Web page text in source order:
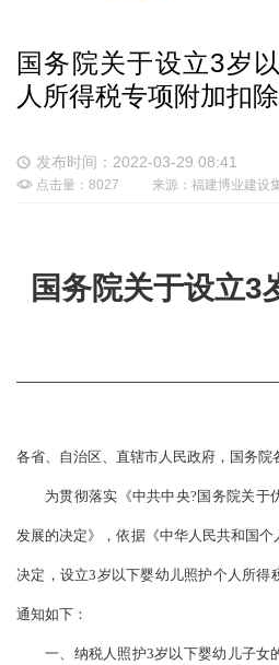
国务院关于设立3岁
人所得税专项附加扣
发布时间：2022-03-29 08:41
点击量：8027 来源：福建博业建设
国务院关于设立3
各省、自治区、直辖市人民政府，国务院
为贯彻落实《中共中央?国务院关于
发展的决定》，依据《中华人民共和国
决定，设立3岁以下婴幼儿照护个人所得
通知如下：
一、纳税人照护3岁以下婴幼儿子女